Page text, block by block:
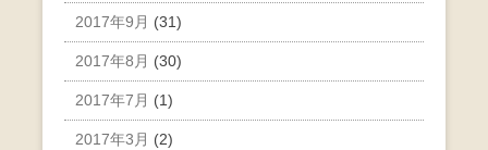
2017年9月 (31)
2017年8月 (30)
2017年7月 (1)
2017年3月 (2)